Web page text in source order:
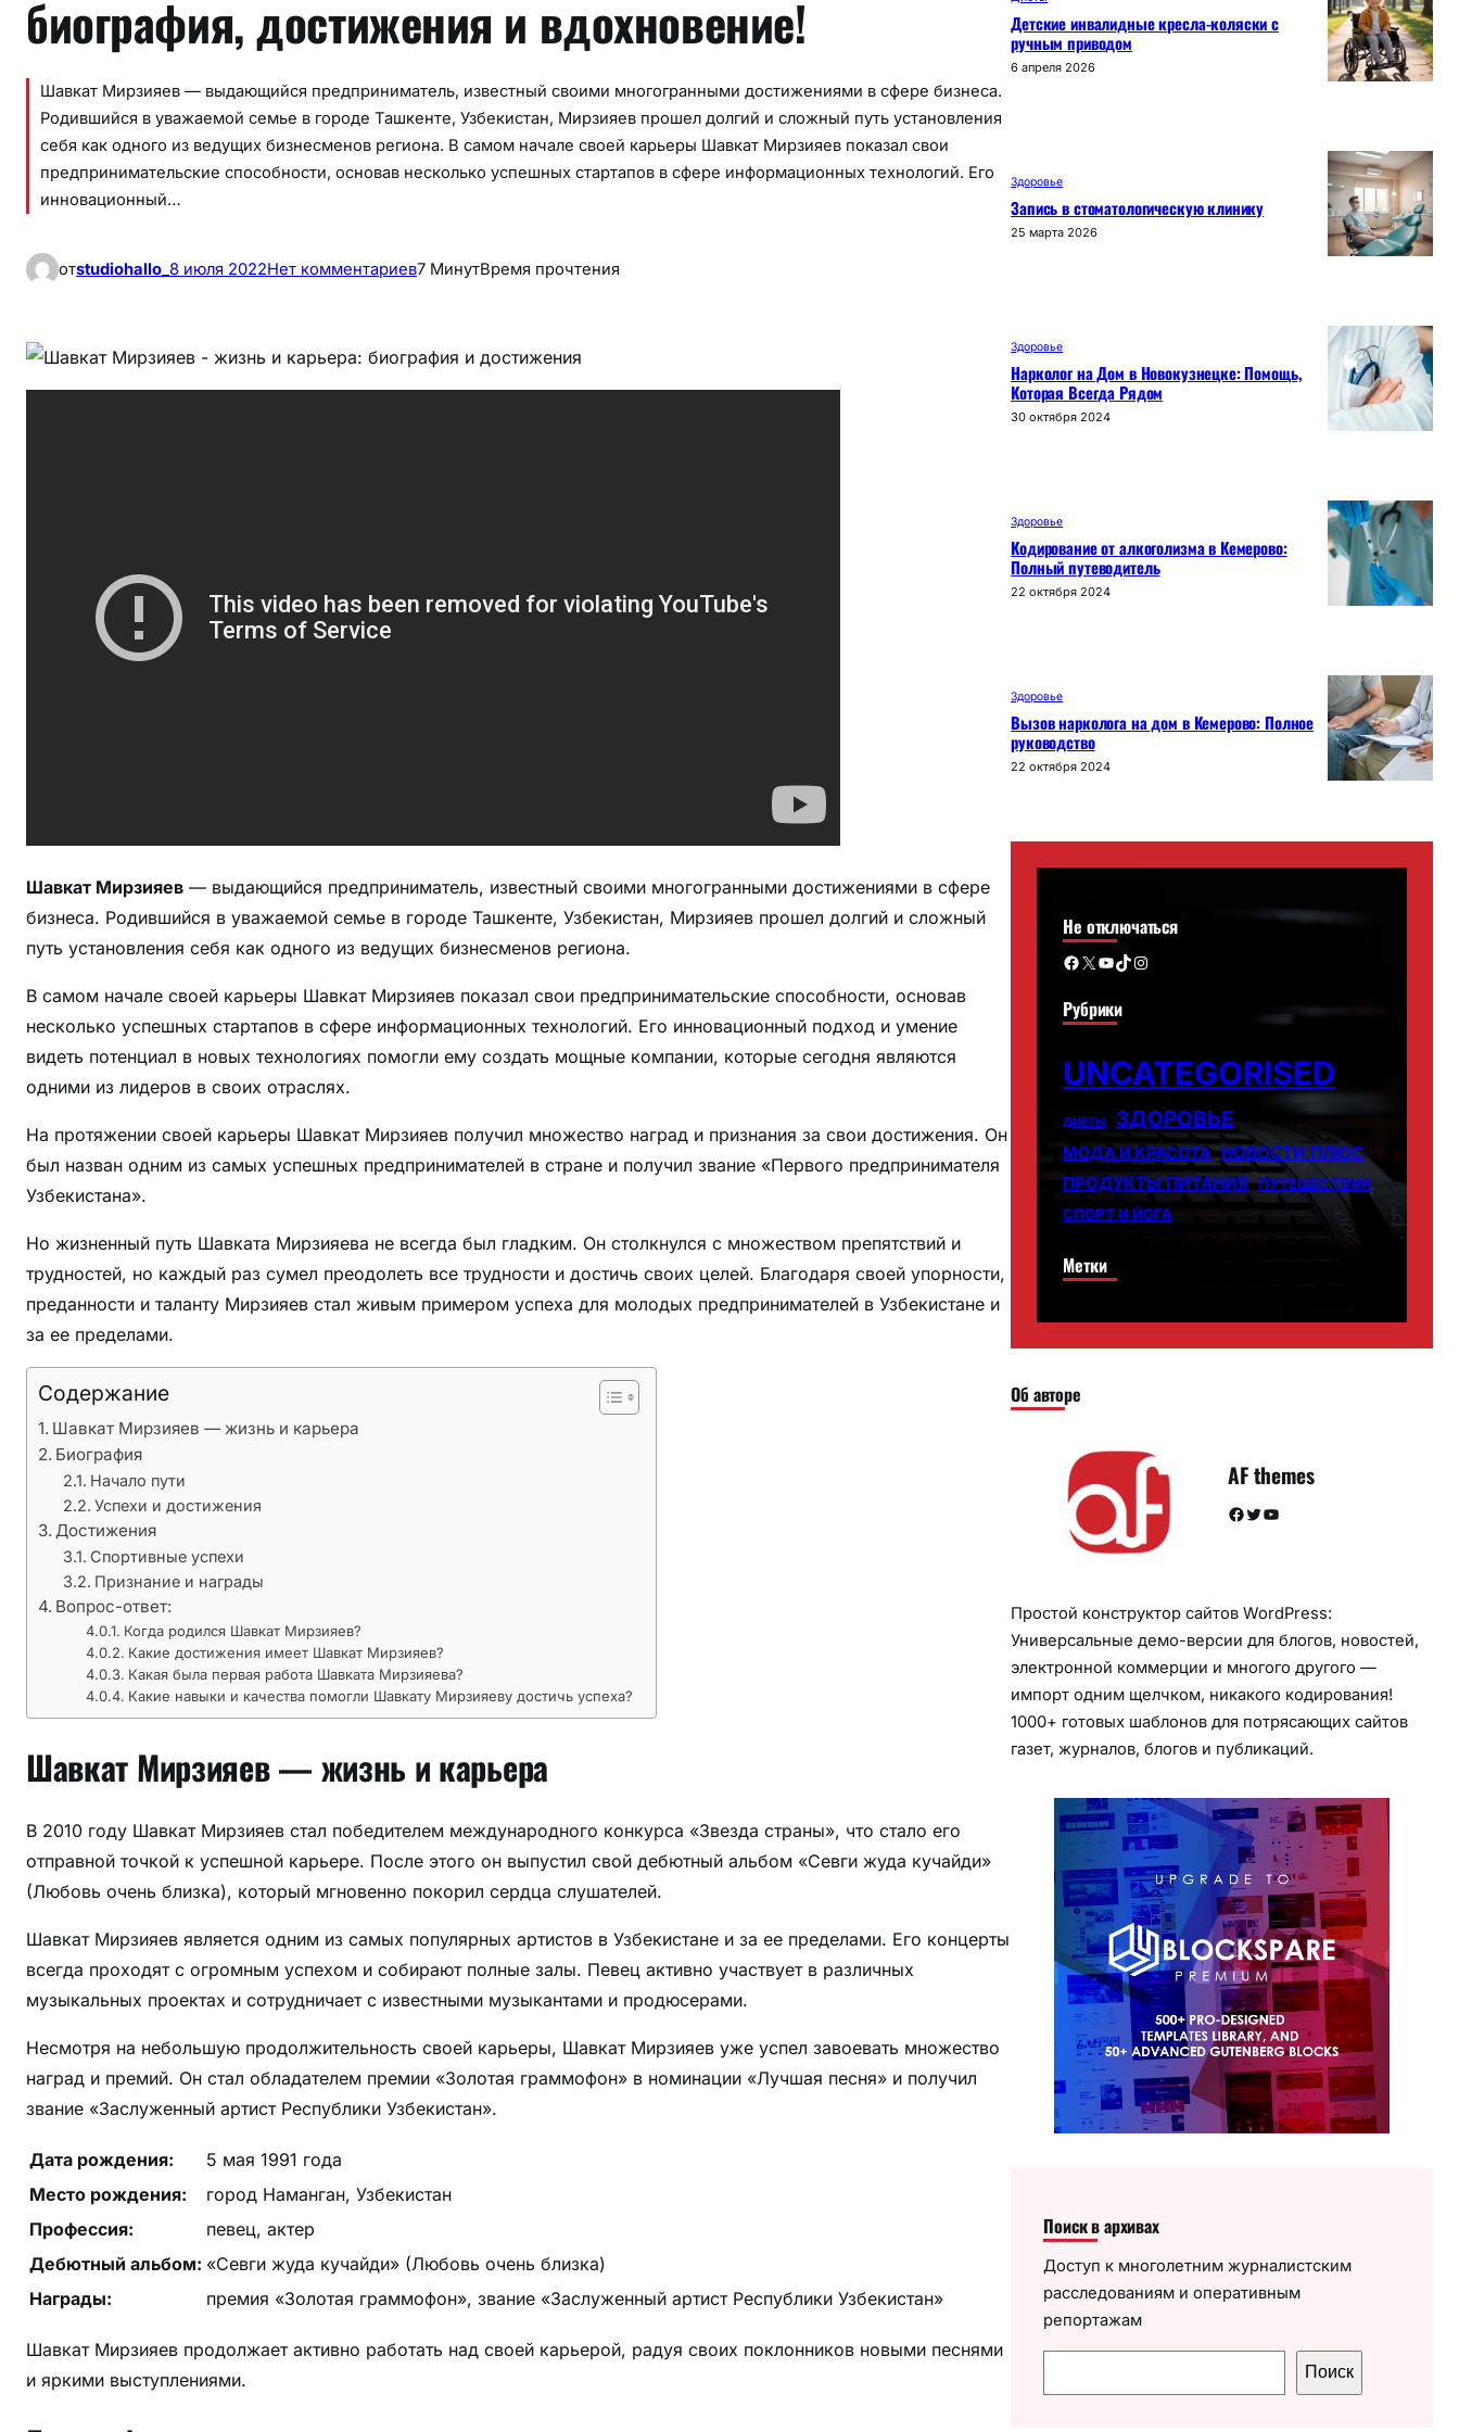
биография, достижения и вдохновение!
Шавкат Мирзияев — выдающийся предприниматель, известный своими многогранными достижениями в сфере бизнеса.
Родившийся в уважаемой семье в городе Ташкенте, Узбекистан, Мирзияев прошел долгий и сложный путь установления
себя как одного из ведущих бизнесменов региона. В самом начале своей карьеры Шавкат Мирзияев показал свои
предпринимательские способности, основав несколько успешных стартапов в сфере информационных технологий. Его
инновационный…
отstudiohallo_ 8 июля 2022Нет комментариевк
в
а
р
ь
р
а
—
о
г
ф
и
я
в
д
о
н
о
е
н
и
!
7 МинутВремя прочтения
Шавкат Мирзияев — выдающийся предприниматель, известный своими многогранными достижениями в сфере
бизнеса. Родившийся в уважаемой семье в городе Ташкенте, Узбекистан, Мирзияев прошел долгий и сложный
путь установления себя как одного из ведущих бизнесменов региона.
В самом начале своей карьеры Шавкат Мирзияев показал свои предпринимательские способности, основав
несколько успешных стартапов в сфере информационных технологий. Его инновационный подход и умение
видеть потенциал в новых технологиях помогли ему создать мощные компании, которые сегодня являются
одними из лидеров в своих отраслях.
На протяжении своей карьеры Шавкат Мирзияев получил множество наград и признания за свои достижения. Он
был назван одним из самых успешных предпринимателей в стране и получил звание «Первого предпринимателя
Узбекистана».
Но жизненный путь Шавката Мирзияева не всегда был гладким. Он столкнулся с множеством препятствий и
трудностей, но каждый раз сумел преодолеть все трудности и достичь своих целей. Благодаря своей упорности,
преданности и таланту Мирзияев стал живым примером успеха для молодых предпринимателей в Узбекистане и
за ее пределами.
Содержание
Шавкат Мирзияев — жизнь и карьера
Биография
Начало пути
Успехи и достижения
Достижения
Спортивные успехи
Признание и награды
Вопрос-ответ:
Когда родился Шавкат Мирзияев?
Какие достижения имеет Шавкат Мирзияев?
Какая была первая работа Шавката Мирзияева?
Какие навыки и качества помогли Шавкату Мирзияеву достичь успеха?
Шавкат Мирзияев — жизнь и карьера
В 2010 году Шавкат Мирзияев стал победителем международного конкурса «Звезда страны», что стало его
отправной точкой к успешной карьере. После этого он выпустил свой дебютный альбом «Севги жуда кучайди»
(Любовь очень близка), который мгновенно покорил сердца слушателей.
Шавкат Мирзияев является одним из самых популярных артистов в Узбекистане и за ее пределами. Его концерты
всегда проходят с огромным успехом и собирают полные залы. Певец активно участвует в различных
музыкальных проектах и сотрудничает с известными музыкантами и продюсерами.
Несмотря на небольшую продолжительность своей карьеры, Шавкат Мирзияев уже успел завоевать множество
наград и премий. Он стал обладателем премии «Золотая граммофон» в номинации «Лучшая песня» и получил
звание «Заслуженный артист Республики Узбекистан».
Дата рождения:
5 мая 1991 года
Место рождения:
город Наманган, Узбекистан
Профессия:
певец, актер
Дебютный альбом: «Севги жуда кучайди» (Любовь очень близка)
Награды:
премия «Золотая граммофон», звание «Заслуженный артист Республики Узбекистан»
Шавкат Мирзияев продолжает активно работать над своей карьерой, радуя своих поклонников новыми песнями
и яркими выступлениями.
Детские инвалидные кресла-коляски с
ручным приводом
6 апреля 2026
Здоровье
Запись в стоматологическую клинику
25 марта 2026
Здоровье
Нарколог на Дом в Новокузнецке: Помощь,
Которая Всегда Рядом
30 октября 2024
Здоровье
Кодирование от алкоголизма в Кемерово:
Полный путеводитель
22 октября 2024
Здоровье
Вызов нарколога на дом в Кемерово: Полное
руководство
22 октября 2024
Не отключаться
Facebook X YouTube TikTok Instagram
Рубрики
UNCATEGORISED
ДИЕТЫ ЗДОРОВЬЕ
МОДА И КРАСОТА НОВОСТИ ПЛЮС
ПРОДУКТЫ ПИТАНИЯ ПУТЕШЕСТВИЯ
СПОРТ И ЙОГА
Метки
Об авторе
AF themes
Facebook Twitter YouTube
Простой конструктор сайтов WordPress:
Универсальные демо-версии для блогов, новостей,
электронной коммерции и многого другого —
импорт одним щелчком, никакого кодирования!
1000+ готовых шаблонов для потрясающих сайтов
газет, журналов, блогов и публикаций.
Поиск в архивах
Доступ к многолетним журналистским
расследованиям и оперативным
репортажам
о
Поиск